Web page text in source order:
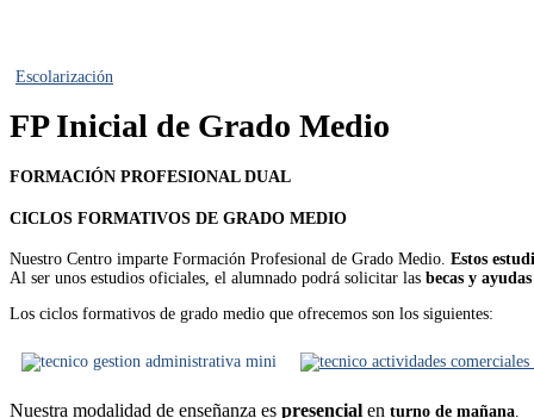
Escolarización
FP Inicial de Grado Medio
FORMACIÓN PROFESIONAL DUAL
CICLOS FORMATIVOS DE GRADO MEDIO
Nuestro Centro imparte Formación Profesional de Grado Medio. Estos
Al ser unos estudios oficiales, el alumnado podrá solicitar las becas y ayudas
Los ciclos formativos de grado medio que ofrecemos son los siguientes:
Nuestra modalidad de enseñanza es presencial en turno de mañana.